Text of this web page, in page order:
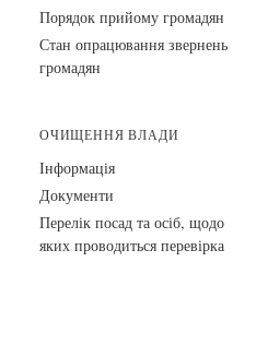
Порядок прийому громадян
Стан опрацювання звернень
громадян
ОЧИЩЕННЯ ВЛАДИ
Інформація
Документи
Перелік посад та осіб, щодо
яких проводиться перевірка